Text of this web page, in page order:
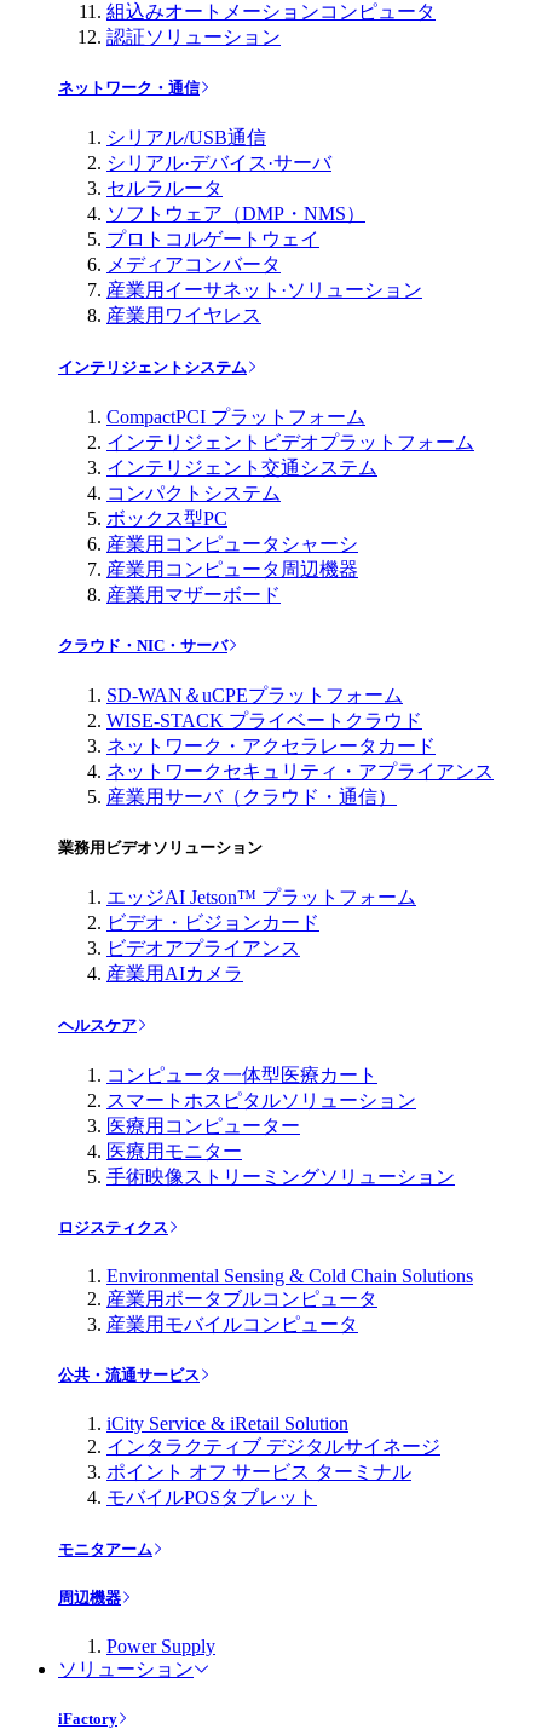
組込みオートメーションコンピュータ
認証ソリューション
ネットワーク・通信
シリアル/USB通信
シリアル·デバイス·サーバ
セルラルータ
ソフトウェア（DMP・NMS）
プロトコルゲートウェイ
メディアコンバータ
産業用イーサネット·ソリューション
産業用ワイヤレス
インテリジェントシステム
CompactPCI プラットフォーム
インテリジェントビデオプラットフォーム
インテリジェント交通システム
コンパクトシステム
ボックス型PC
産業用コンピュータシャーシ
産業用コンピュータ周辺機器
産業用マザーボード
クラウド・NIC・サーバ
SD-WAN＆uCPEプラットフォーム
WISE-STACK プライベートクラウド
ネットワーク・アクセラレータカード
ネットワークセキュリティ・アプライアンス
産業用サーバ（クラウド・通信）
業務用ビデオソリューション
エッジAI Jetson™ プラットフォーム
ビデオ・ビジョンカード
ビデオアプライアンス
産業用AIカメラ
ヘルスケア
コンピュータ一体型医療カート
スマートホスピタルソリューション
医療用コンピューター
医療用モニター
手術映像ストリーミングソリューション
ロジスティクス
Environmental Sensing & Cold Chain Solutions
産業用ポータブルコンピュータ
産業用モバイルコンピュータ
公共・流通サービス
iCity Service & iRetail Solution
インタラクティブ デジタルサイネージ
ポイント オフ サービス ターミナル
モバイルPOSタブレット
モニタアーム
周辺機器
Power Supply
ソリューション
iFactory